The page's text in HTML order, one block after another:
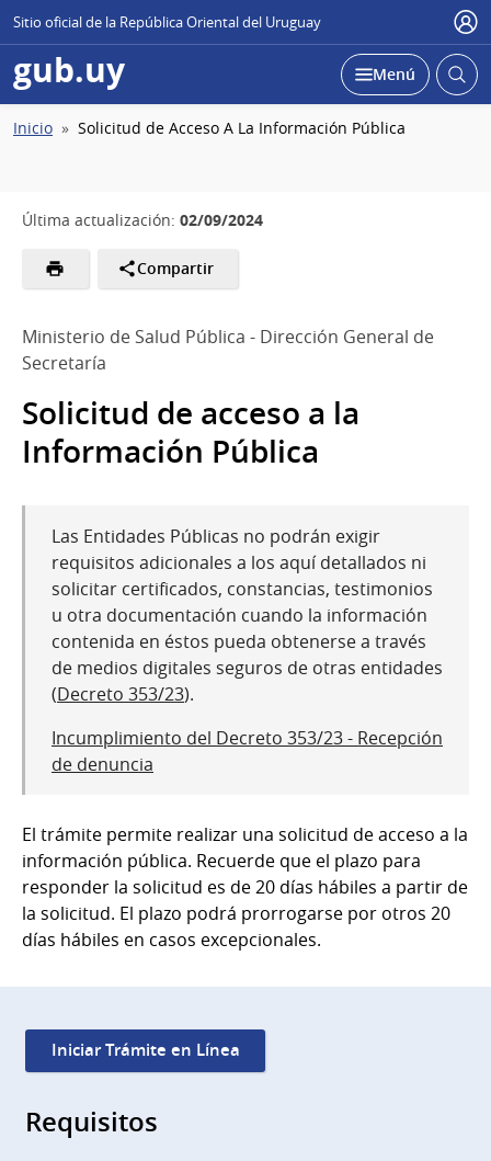
Sitio oficial de la República Oriental del Uruguay
gub.uy Desplegar
Menú Abrir
Ruta
Inicio Solicitud de Acceso A La Información Pública
Última actualización: 02/09/2024
Compartir
Ministerio de Salud Pública - Dirección General de
Secretaría
Solicitud de acceso a la
Información Pública
Las Entidades Públicas no podrán exigir
requisitos adicionales a los aquí detallados ni
solicitar certificados, constancias, testimonios
u otra documentación cuando la información
contenida en éstos pueda obtenerse a través
de medios digitales seguros de otras entidades
(Decreto 353/23).
Incumplimiento del Decreto 353/23 - Recepción
de denuncia
El trámite permite realizar una solicitud de acceso a la
información pública. Recuerde que el plazo para
responder la solicitud es de 20 días hábiles a partir de
la solicitud. El plazo podrá prorrogarse por otros 20
días hábiles en casos excepcionales.
Iniciar Trámite en Línea
Requisitos